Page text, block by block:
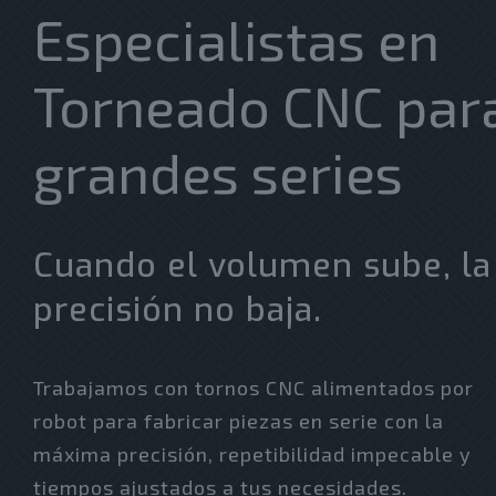
Especialistas en
Torneado CNC
grandes series
Cuando el volumen sube, la
precisión no baja.
Trabajamos con tornos CNC alimentados por
robot para fabricar piezas en serie con la
máxima precisión, repetibilidad impecable y
tiempos ajustados a tus necesidades.